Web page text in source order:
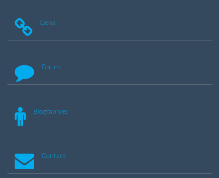
Liens
Forum
Biographies
Contact